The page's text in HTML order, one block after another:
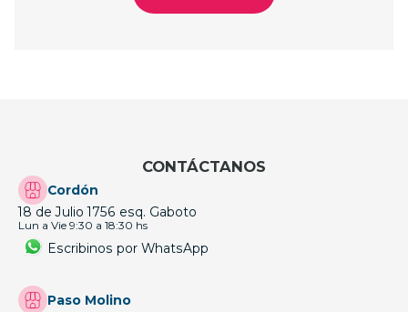
CONTÁCTANOS
Cordón
18 de Julio 1756 esq. Gaboto
Lun a Vie 9:30 a 18:30 hs
Escribinos por WhatsApp
Paso Molino